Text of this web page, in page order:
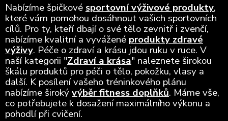
Nabízíme špičkové sportovní výživové produkty,
které vám pomohou dosáhnout vašich sportovních
cílů. Pro ty, kteří dbají o své tělo zevnitř i zvenčí,
nabízíme kvalitní a vyvážené produkty zdravé
výživy. Péče o zdraví a krásu jdou ruku v ruce. V
naší kategorii "Zdraví a krása" naleznete širokou
škálu produktů pro péči o tělo, pokožku, vlasy a
další. K posílení vašeho tréninkového plánu
nabízíme širokývýběr fitness doplňků. Máme vše,
co potřebujete k dosažení maximálního výkonu a
pohodlí při cvičení.